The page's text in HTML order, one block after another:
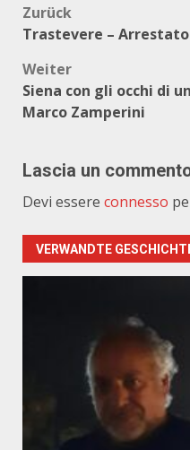
Zurück
Trastevere –
Weiter
Siena con gli occhi di
Marco Zamperini
Lascia un
Devi essere connesso
VERWANDTE